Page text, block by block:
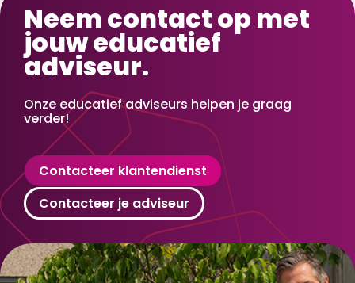
Neem contact op met
jouw educatief
adviseur.
Onze educatief adviseurs helpen je graag
verder!
Contacteer klantendienst
Contacteer je adviseur